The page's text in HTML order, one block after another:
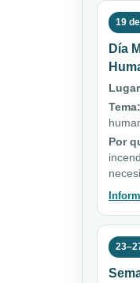
19
Día
Tema:
Por